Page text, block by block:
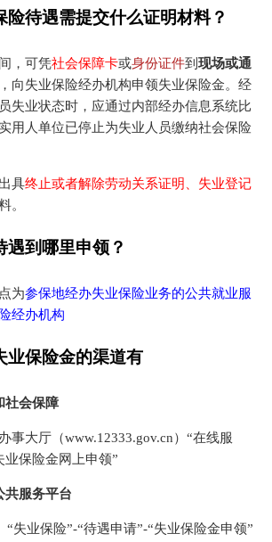
险待遇需提交什么证明材料？
，可凭社会保障卡或身份证件到 现场或通
向失业保险经办机构申领失业保险金。经
失业状态时，应通过内部经办信息系统比
用人单位已停止为失业人员缴纳社会保险
具终止或者解除劳动关系证明、失业登记
。
遇到哪里申领？
为参保地经办失业保险业务的公共就业服
经办机构
业保险金的渠道有
社会保障
事大厅（www.12333.gov.cn）“在线服
业保险金网上申领”
共服务平台
“失业保险”-“待遇申请”-“失业保险金申领”